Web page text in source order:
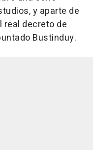
y aparte de
real decreto de
Bustinduy.